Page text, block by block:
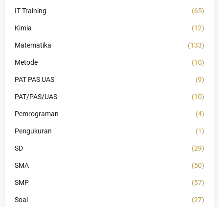
IT Training (65)
Kimia (12)
Matematika (133)
Metode (10)
PAT PAS UAS (9)
PAT/PAS/UAS (10)
Pemrograman (4)
Pengukuran (1)
SD (29)
SMA (50)
SMP (57)
Soal (27)